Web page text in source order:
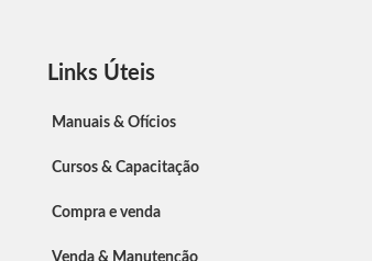
Links Úteis
Manuais & Ofícios
Cursos & Capacitação
Compra e venda
Venda & Manutenção